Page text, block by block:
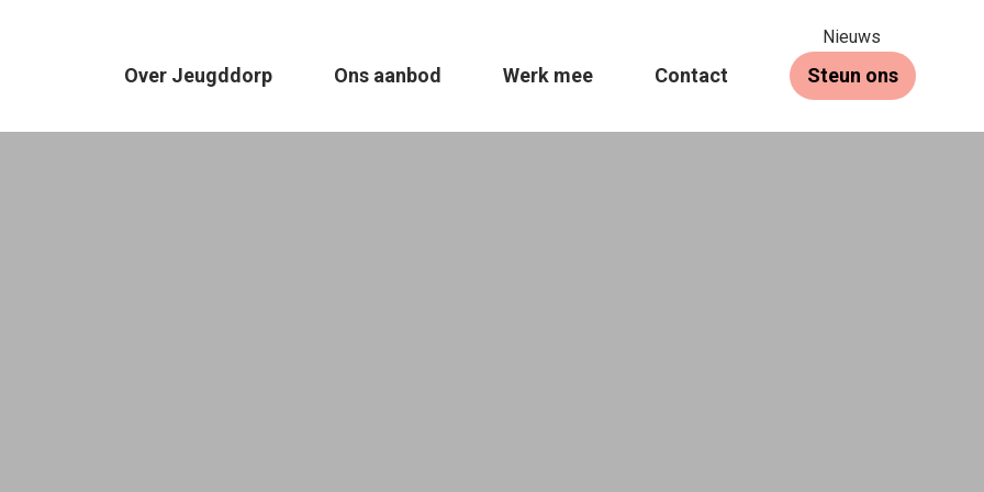
Nieuws
Over Jeugddorp Ons aanbod Werk mee Contact Steun ons